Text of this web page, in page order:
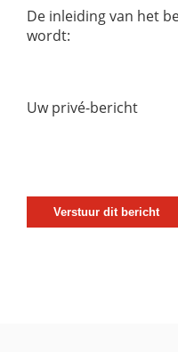
De inleiding van het
wordt:
Uw privé-bericht